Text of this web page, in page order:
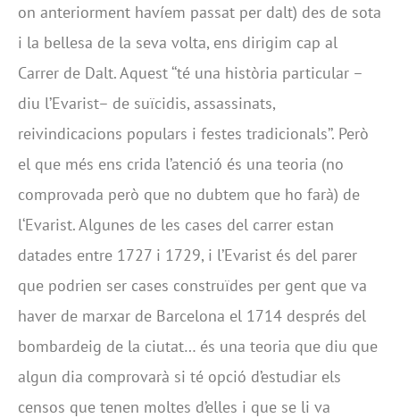
on anteriorment havíem passat per dalt) des de sota
i la bellesa de la seva volta, ens dirigim cap al
Carrer de Dalt. Aquest ‘‘té una història particular –
diu l’Evarist– de suïcidis, assassinats,
reivindicacions populars i festes tradicionals’’. Però
el que més ens crida l’atenció és una teoria (no
comprovada però que no dubtem que ho farà) de
l‘Evarist. Algunes de les cases del carrer estan
datades entre 1727 i 1729, i l’Evarist és del parer
que podrien ser cases construïdes per gent que va
haver de marxar de Barcelona el 1714 després del
bombardeig de la ciutat… és una teoria que diu que
algun dia comprovarà si té opció d’estudiar els
censos que tenen moltes d’elles i que se li va